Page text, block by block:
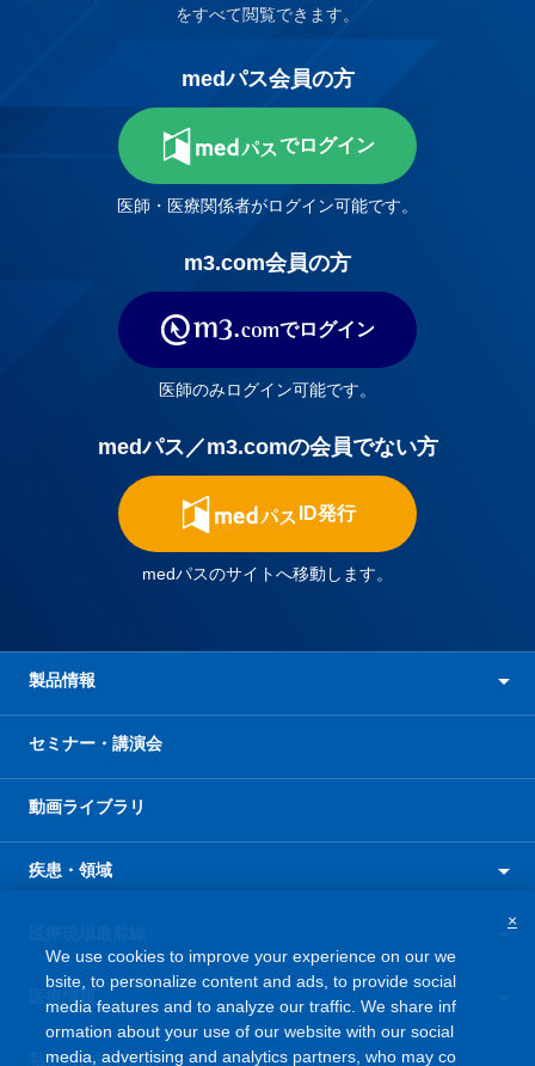
をすべて閲覧できます。
medパス会員の方
でログイン
医師・医療関係者がログイン可能です。
m3.com会員の方
でログイン
医師のみログイン可能です。
medパス／m3.comの会員でない方
ID発行
medパスのサイトへ移動します。
製品情報
セミナー・講演会
動画ライブラリ
疾患・領域
医療情報
私たちの取り組み
We use cookies to improve your experience on our we
bsite, to personalize content and ads, to provide social
media features and to analyze our traffic. We share inf
ormation about your use of our website with our social
media, advertising and analytics partners, who may co
×